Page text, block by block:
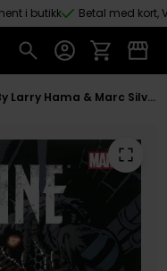
i butikk Betal med kort,
Wolverine By Larry Hama & Marc Silvestri Volume 2